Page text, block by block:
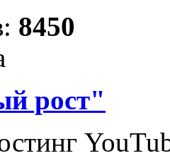
8450
рост"